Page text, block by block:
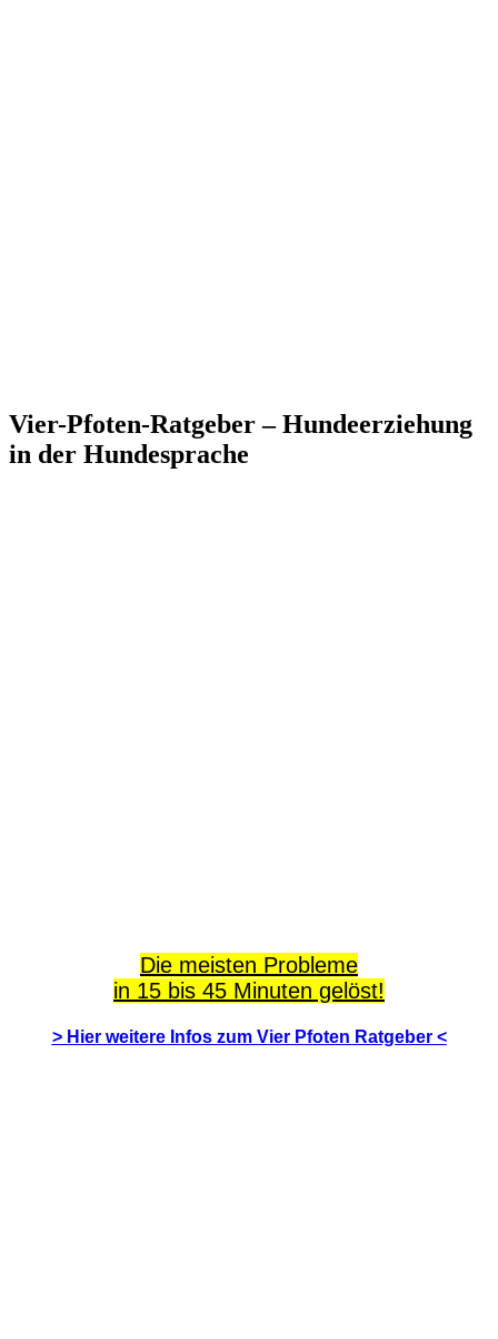
Vier-Pfoten-Ratgeber – Hundeerziehung
in der Hundesprache
Die meisten Probleme
in 15 bis 45 Minuten gelöst!
> Hier weitere Infos zum Vier Pfoten Ratgeber <